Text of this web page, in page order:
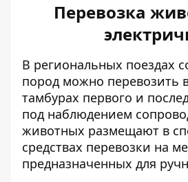
Перевозка
В региональных поездах
пород можно перевозить
тамбурах первого и
под наблюдением
животных размещают в
средствах перевозки на
предназначенных для